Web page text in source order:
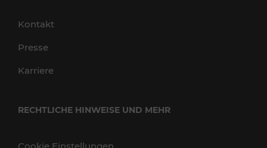
Kontakt
Presse
Karriere
RECHTLICHE HINWEISE UND MEHR